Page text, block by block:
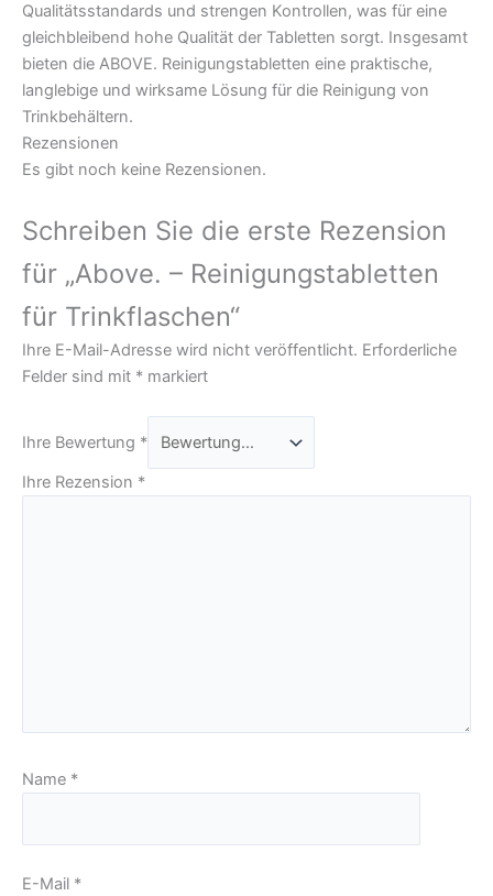
Qualitätsstandards und strengen Kontrollen, was für eine
gleichbleibend hohe Qualität der Tabletten sorgt. Insgesamt
bieten die ABOVE. Reinigungstabletten eine praktische,
langlebige und wirksame Lösung für die Reinigung von
Trinkbehältern.
Rezensionen
Es gibt noch keine Rezensionen.
Schreiben Sie die erste Rezension
für „Above. – Reinigungstabletten
für Trinkflaschen“
Ihre E-Mail-Adresse wird nicht veröffentlicht. Erforderliche
Felder sind mit * markiert
Ihre Bewertung *
Ihre Rezension *
Name *
E-Mail *